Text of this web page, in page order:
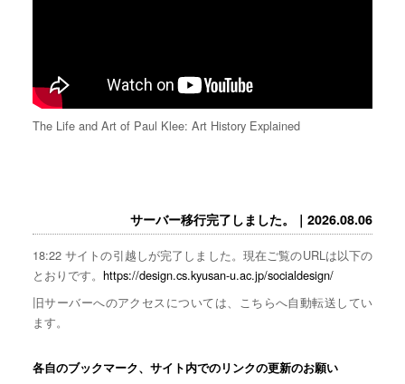
The Life and Art of Paul Klee: Art History Explained
サーバー移行完了しました。｜2026.08.06
18:22 サイトの引越しが完了しました。現在ご覧のURLは以下の
とおりです。 https://design.cs.kyusan-u.ac.jp/socialdesign/
旧サーバーへのアクセスについては、こちらへ自動転送してい
ます。
各自のブックマーク、サイト内でのリンクの更新のお願い